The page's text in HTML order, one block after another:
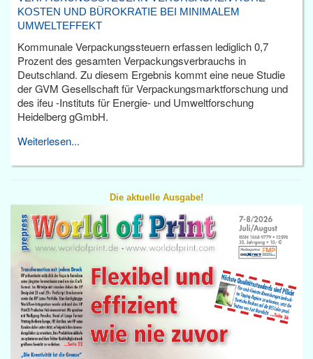
KOSTEN UND BÜROKRATIE BEI MINIMALEM
UMWELTEFFEKT
Kommunale Verpackungssteuern erfassen lediglich 0,7
Prozent des gesamten Verpackungsverbrauchs in
Deutschland. Zu diesem Ergebnis kommt eine neue Studie
der GVM Gesellschaft für Verpackungsmarktforschung und
des ifeu -Instituts für Energie- und Umweltforschung
Heidelberg gGmbH.
Weiterlesen...
Die aktuelle Ausgabe!